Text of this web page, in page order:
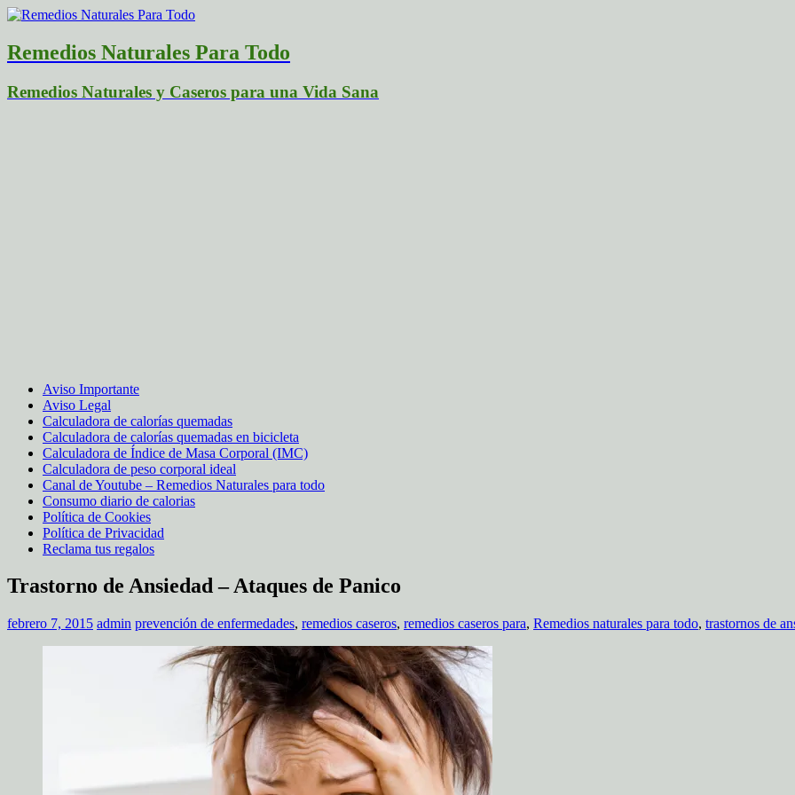
Remedios Naturales Para Todo
Remedios Naturales y Caseros para una Vida Sana
Aviso Importante
Aviso Legal
Calculadora de calorías quemadas
Calculadora de calorías quemadas en bicicleta
Calculadora de Índice de Masa Corporal (IMC)
Calculadora de peso corporal ideal
Canal de Youtube – Remedios Naturales para todo
Consumo diario de calorias
Política de Cookies
Política de Privacidad
Reclama tus regalos
Trastorno de Ansiedad – Ataques de Panico
febrero 7, 2015 admin prevención de enfermedades, remedios caseros, remedios caseros para, Remedios naturales para todo, trastornos de